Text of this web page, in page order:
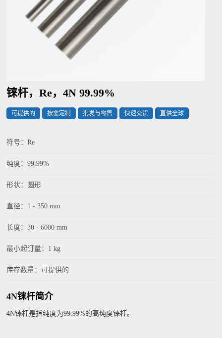
铼杆，Re，4N 99.99%
可提供的 按需定制 批发与零售 快速交货 直供全球
符号：Re
纯度：99.99%
形状：圆形
直径：1 - 350 mm
长度：30 - 6000 mm
最小起订量：1 kg
库存数量：可提供的
4N铼杆简介
4N铼杆是指纯度为99.99%的高纯度铼杆。